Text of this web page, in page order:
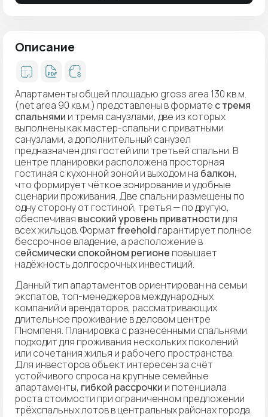
Описание
Апартаменты общей площадью gross area 130 кв.м.
(net area 90 кв.м.) представлены в формате с тремя
спальнями и тремя санузлами, две из которых
выполнены как мастер-спальни с приватными
санузлами, а дополнительный санузел
предназначен для гостей или третьей спальни. В
центре планировки расположена просторная
гостиная с кухонной зоной и выходом на балкон,
что формирует чёткое зонирование и удобные
сценарии проживания. Две спальни размещены по
одну сторону от гостиной, третья — по другую,
обеспечивая высокий уровень приватностидля
всех жильцов. Форматfreehold гарантирует полное
бессрочное владение, а расположение в
сейсмически спокойном регионе повышает
надёжность долгосрочных инвестиций.
Данный тип апартаментов ориентирован на семьи
экспатов, топ-менеджеров международных
компаний и арендаторов, рассматривающих
длительное проживание в деловом центре
Пномпеня. Планировка с разнесёнными спальнями
подходит для проживания нескольких поколений
или сочетания жилья и рабочего пространства.
Для инвесторов объект интересен за счёт
устойчивого спроса на крупные семейные
апартаменты, гибкой рассрочки и потенциала
роста стоимости при ограниченном предложении
трёхспальных лотов в центральных районах города.